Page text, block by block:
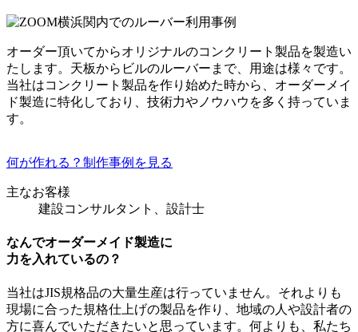
オーダー頂いてからオリジナルのコンクリート製品を製造い
たします。天板からビルのルーバーまで、用途は様々です。
当社はコンクリート製品を作り始めた時から、オーダーメイ
ド製造に特化しており、技術力やノウハウを多く持っていま
す。
何が作れる？制作事例を見る
主なお客様
建設コンサルタント、設計士
なんでオーダーメイド製造に
力を入れているの？
当社はJIS規格品の大量生産は行っていません。それよりも
現場に合った規格仕上げの製品を作り、地域の人や設計者の
方に喜んでいただきたいと思っています。何よりも、私たち